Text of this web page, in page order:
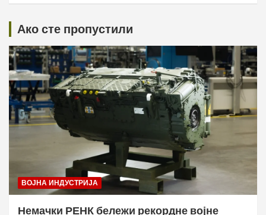
Ако сте пропустили
ВОЈНА ИНДУСТРИЈА
Немачки РЕНК бележи рекордне војне